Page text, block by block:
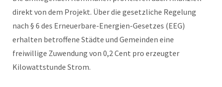
direkt von dem Projekt. Über die gesetzliche Regelung
nach § 6 des Erneuerbare-Energien-Gesetzes (EEG)
erhalten betroffene Städte und Gemeinden eine
freiwillige Zuwendung von 0,2 Cent pro erzeugter
Kilowattstunde Strom.